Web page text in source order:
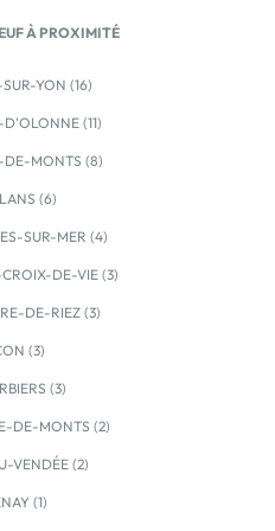
avec un constructeur.
>>
À PROXIMITÉ
YON (16)
D'OLONNE (11)
MONTS (8)
(6)
SUR-MER (4)
DE-VIE (3)
DE-RIEZ (3)
(3)
(3)
DE-MONTS (2)
VENDÉE (2)
(1)